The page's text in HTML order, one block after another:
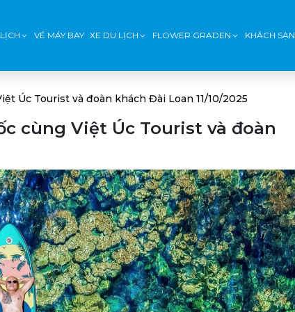
VÉ MÁY BAY XE DU LỊCH FLOWER GRADEN KHÁCH SẠN
Úc Tourist và đoàn khách Đài Loan 11/10/2025
cùng Việt Úc Tourist và đoàn